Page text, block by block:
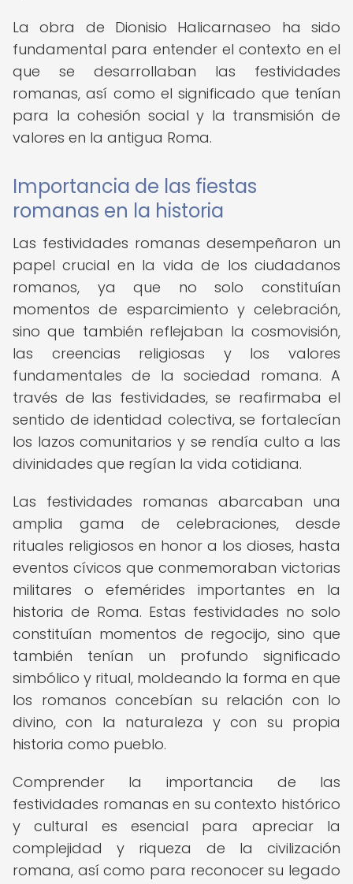
La obra de Dionisio Halicarnaseo ha sido
fundamental para entender el contexto en el
que se desarrollaban las festividades
romanas, así como el significado que tenían
para la cohesión social y la transmisión de
valores en la antigua Roma.
Importancia de las fiestas
romanas en la historia
Las festividades romanas desempeñaron un
papel crucial en la vida de los ciudadanos
romanos, ya que no solo constituían
momentos de esparcimiento y celebración,
sino que también reflejaban la cosmovisión,
las creencias religiosas y los valores
fundamentales de la sociedad romana. A
través de las festividades, se reafirmaba el
sentido de identidad colectiva, se fortalecían
los lazos comunitarios y se rendía culto a las
divinidades que regían la vida cotidiana.
Las festividades romanas abarcaban una
amplia gama de celebraciones, desde
rituales religiosos en honor a los dioses, hasta
eventos cívicos que conmemoraban victorias
militares o efemérides importantes en la
historia de Roma. Estas festividades no solo
constituían momentos de regocijo, sino que
también tenían un profundo significado
simbólico y ritual, moldeando la forma en que
los romanos concebían su relación con lo
divino, con la naturaleza y con su propia
historia como pueblo.
Comprender la importancia de las
festividades romanas en su contexto histórico
y cultural es esencial para apreciar la
complejidad y riqueza de la civilización
romana, así como para reconocer su legado